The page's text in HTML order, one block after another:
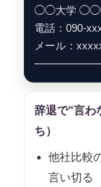
◯◯大学 ◯◯
電話：090-
メール：
辞退で“言わ
ち）
他社比較
言い切る